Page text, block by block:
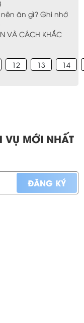
ăn gì? Ghi nhớ
VÀ CÁCH KHẮC
12 13 14
VỤ MỚI NHẤT